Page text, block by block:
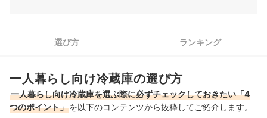
Hisense(ハイセンス)の一人暮らし向け冷蔵庫全13商品おすすめ人気ラ
売れ筋の人気Hisense(ハイセンス)の一人暮らし向け冷蔵庫全3商品を
徹底比較！
選び方 ランキング
一人暮らし向け冷蔵庫の選び方
一人暮らし向け冷蔵庫を選ぶ際に必ずチェックしておきたい「4
つのポイント」を以下のコンテンツから抜粋してご紹介します。